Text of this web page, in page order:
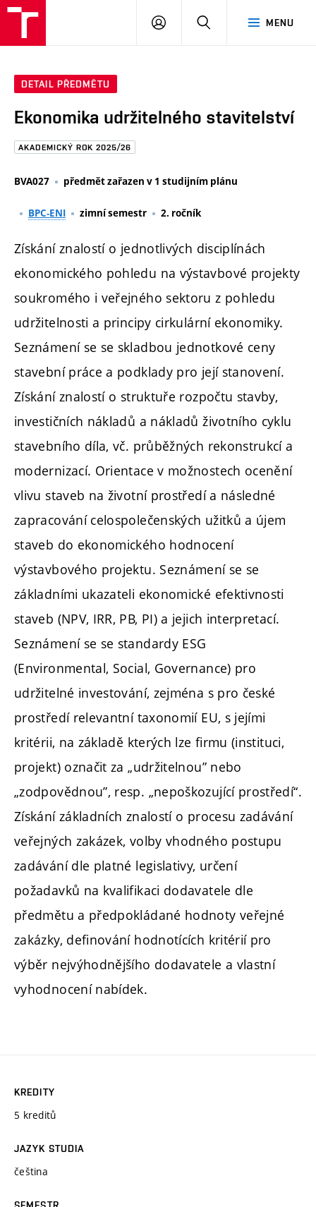
Brno
MENU
PŘIHLÁSIT
DETAIL PŘEDMĚTU
Ekonomika udržitelného stavitelství
AKADEMICKÝ ROK 2025/26
BVA027 předmět zařazen v 1 studijním plánu
BPC-ENI zimní semestr 2. ročník
Získání znalostí o jednotlivých disciplínách
ekonomického pohledu na výstavbové projekty
soukromého i veřejného sektoru z pohledu
udržitelnosti a principy cirkulární ekonomiky.
Seznámení se se skladbou jednotkové ceny
stavební práce a podklady pro její stanovení.
Získání znalostí o struktuře rozpočtu stavby,
investičních nákladů a nákladů životního cyklu
stavebního díla, vč. průběžných rekonstrukcí a
modernizací. Orientace v možnostech ocenění
vlivu staveb na životní prostředí a následné
zapracování celospolečenských užitků a újem
staveb do ekonomického hodnocení
výstavbového projektu. Seznámení se se
základními ukazateli ekonomické efektivnosti
staveb (NPV, IRR, PB, PI) a jejich interpretací.
Seznámení se se standardy ESG
(Environmental, Social, Governance) pro
udržitelné investování, zejména s pro české
prostředí relevantní taxonomií EU, s jejími
kritérii, na základě kterých lze firmu (instituci,
projekt) označit za „udržitelnou” nebo
„zodpovědnou”, resp. „nepoškozující prostředí“.
Získání základních znalostí o procesu zadávání
veřejných zakázek, volby vhodného postupu
zadávání dle platné legislativy, určení
požadavků na kvalifikaci dodavatele dle
předmětu a předpokládané hodnoty veřejné
zakázky, definování hodnotících kritérií pro
výběr nejvýhodnějšího dodavatele a vlastní
vyhodnocení nabídek.
KREDITY
5 kreditů
JAZYK STUDIA
čeština
SEMESTR